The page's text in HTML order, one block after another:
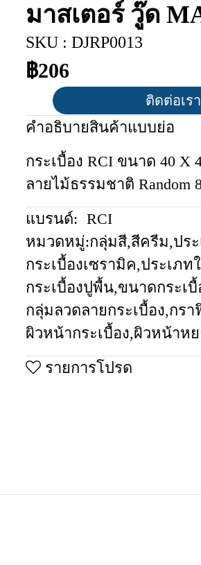
มาสเตอร์ วู๊ด
SKU : DJRP0013
฿206
ติดต่อเรา
คำอธิบายสินค้าแบบย่อ
กระเบื้อง RCI ขนาด 40 X
ลายไม้ธรรมชาติ Random
แบรนด์: RCI
หมวดหมู่:กลุ่มสี,สีครีม,ปร
กระเบื้องเซรามิค,ประเภท
กระเบื้องปูพื้น,ขนาดกระเบื้
กลุ่มลวดลายกระเบื้อง,กรา
ผิวหน้ากระเบื้อง,ผิวหน้าห
รายการโปรด